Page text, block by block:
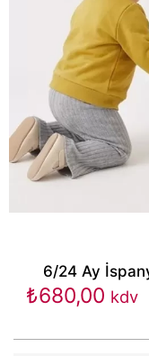
6/24 Ay
₺680,00 kdv